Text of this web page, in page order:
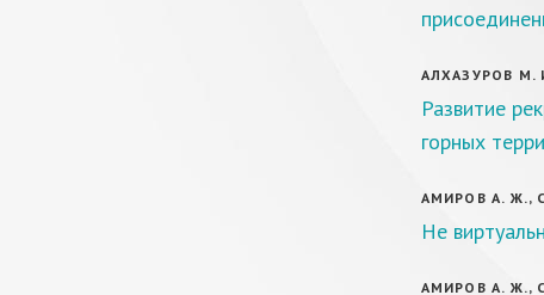
АЛХАЗУРОВ М.
Развитие
горных
АМИРОВ А. Ж.,
Не
АМИРОВ А. Ж.,